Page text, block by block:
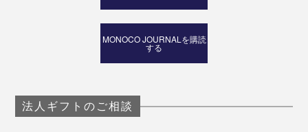
MONOCO JOURNALを購読
する
法人ギフトのご相談